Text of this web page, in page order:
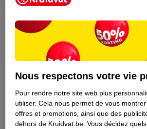
Dépliant Kruidvat
Valable du 3 au 16 août 2026.
Profitez-en
Nous respectons votre vie
Pour rendre notre site web plus
utiliser. Cela nous permet de vous
offres et promotions, ainsi que des
dehors de Kruidvat.be. Vous décidez